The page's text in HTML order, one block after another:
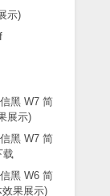
黑 W7 简
载